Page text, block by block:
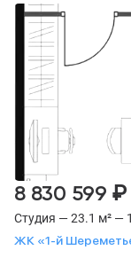
Студия — 23.1 м² —
ЖК «1-й
8 830 599 ₽